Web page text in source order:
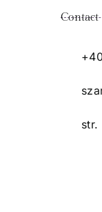
Contact
str.